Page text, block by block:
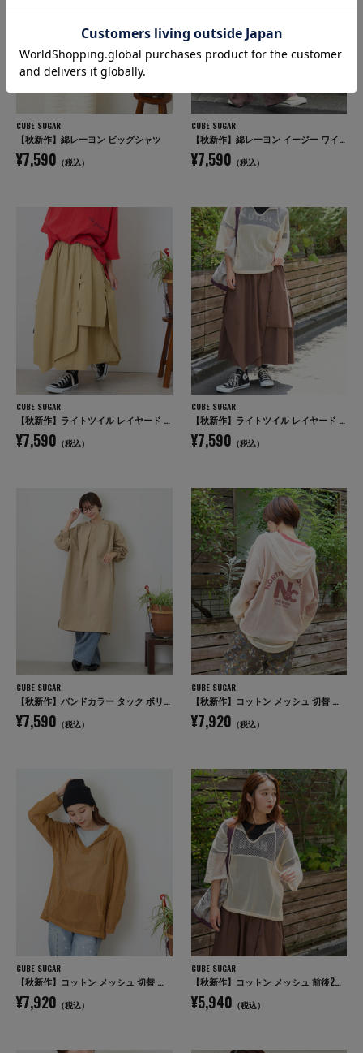
CUBE SUGAR
【秋新作】綿レーヨン ビッグシャツ
¥7,590 （税込）
CUBE SUGAR
【秋新作】綿レーヨン イージー ワイドパンツ
¥7,590 （税込）
CUBE SUGAR
【秋新作】ライトツイル レイヤード 変形 スカート
¥7,590 （税込）
CUBE SUGAR
【秋新作】ライトツイル レイヤード 変形 スカート
¥7,590 （税込）
CUBE SUGAR
【秋新作】バンドカラー タック ボリューム シャツワンピース
¥7,590 （税込）
CUBE SUGAR
【秋新作】コットン メッシュ 切替 ビッグパーカー
¥7,920 （税込）
CUBE SUGAR
【秋新作】コットン メッシュ 切替 ビッグパーカー
¥7,920 （税込）
CUBE SUGAR
【秋新作】コットン メッシュ 前後2WAY 切替 プルオーバー
¥5,940 （税込）